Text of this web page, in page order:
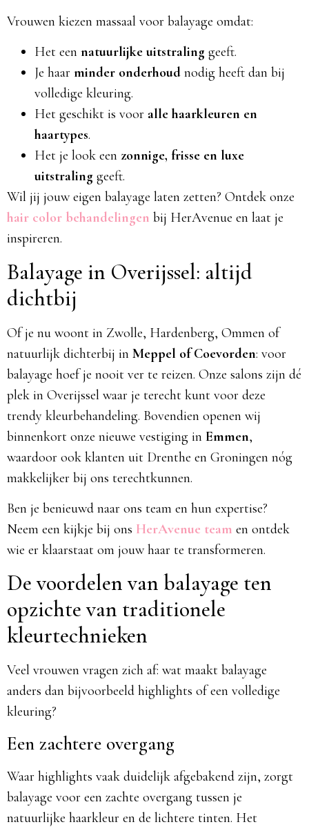
Vrouwen kiezen massaal voor balayage omdat:
Het een natuurlijke uitstraling geeft.
Je haar minder onderhoud nodig heeft dan bij
volledige kleuring.
Het geschikt is voor alle haarkleuren en
haartypes.
Het je look een zonnige, frisse en luxe
uitstraling geeft.
Wil jij jouw eigen balayage laten zetten? Ontdek onze
hair color behandelingen bij HerAvenue en laat je
inspireren.
Balayage in Overijssel: altijd
dichtbij
Of je nu woont in Zwolle, Hardenberg, Ommen of
natuurlijk dichterbij in Meppel of Coevorden: voor
balayage hoef je nooit ver te reizen. Onze salons zijn dé
plek in Overijssel waar je terecht kunt voor deze
trendy kleurbehandeling. Bovendien openen wij
binnenkort onze nieuwe vestiging in Emmen,
waardoor ook klanten uit Drenthe en Groningen nóg
makkelijker bij ons terechtkunnen.
Ben je benieuwd naar ons team en hun expertise?
Neem een kijkje bij ons HerAvenue team en ontdek
wie er klaarstaat om jouw haar te transformeren.
De voordelen van balayage ten
opzichte van traditionele
kleurtechnieken
Veel vrouwen vragen zich af: wat maakt balayage
anders dan bijvoorbeeld highlights of een volledige
kleuring?
Een zachtere overgang
Waar highlights vaak duidelijk afgebakend zijn, zorgt
balayage voor een zachte overgang tussen je
natuurlijke haarkleur en de lichtere tinten. Het